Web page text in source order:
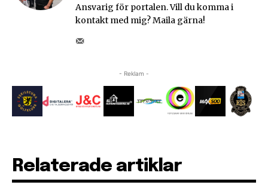
Ansvarig för portalen. Vill du komma i
kontakt med mig? Maila gärna!
- Reklam -
Relaterade artiklar